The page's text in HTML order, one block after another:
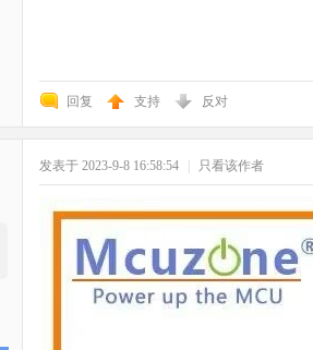
回复 支持 反对
发表于 2023-9-8 16:58:54 只看该作者